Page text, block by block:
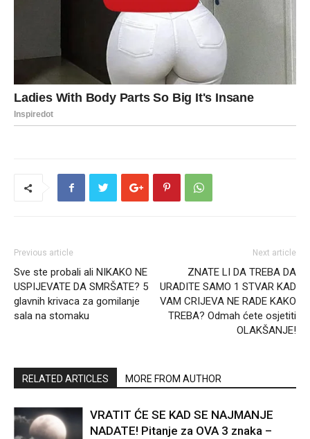
Previous article
Sve ste probali ali NIKAKO NE
USPIJEVATE DA SMRŠATE? 5
glavnih krivaca za gomilanje
sala na stomaku
Next article
ZNATE LI DA TREBA DA
URADITE SAMO 1 STVAR KAD
VAM CRIJEVA NE RADE KAKO
TREBA? Odmah ćete osjetiti
OLAKŠANJE!
RELATED ARTICLES MORE FROM AUTHOR
VRATIT ĆE SE KAD SE NAJMANJE
NADATE! Pitanje za OVA 3 znaka –